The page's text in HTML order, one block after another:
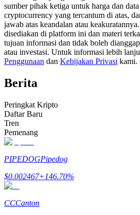
Menjadi Pedagang Salinan
Informasi
sumber pihak ketiga untuk harga dan
cryptocurrency yang tercantum di atas,
jawab atas keandalan atau
disediakan di platform ini dan materi
tujuan informasi dan tidak boleh
atau investasi. Untuk informasi lebih
Penggunaan dan Kebijakan Privasi kami.
Berita
Peringkat Kripto
Daftar Baru
Tren
Pemenang
PIPEDOGPipedog
$0.002467+146.70%
CCCanton